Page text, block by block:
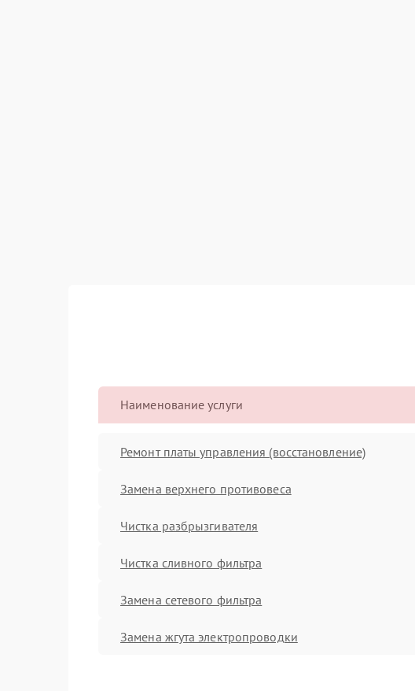
Наименование услуги
Ремонт платы управления (восстановление)
Замена верхнего противовеса
Чистка разбрызгивателя
Чистка сливного фильтра
Замена сетевого фильтра
Замена жгута электропроводки